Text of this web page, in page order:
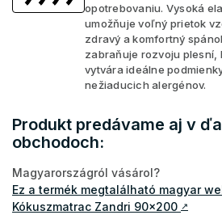
opotrebovaniu. Vysoká
umožňuje voľný prietok
zdravý a komfortný
zabraňuje rozvoju plesní,
vytvára ideálne
nežiaducich alergénov.
Produkt predávame aj v
obchodoch:
Magyarországról vásárol?
Ez a termék megtalálható magyar
Kókuszmatrac Zandri 90x200 ↗